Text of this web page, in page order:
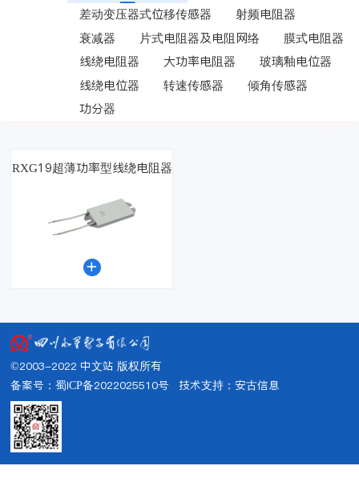
差动变压器式位移传感器
射频电阻器
衰减器
片式电阻器及电阻网络
膜式电阻器
线绕电阻器
大功率电阻器
玻璃釉电位器
线绕电位器
转速传感器
倾角传感器
功分器
RXG19超薄功率型线绕电阻器

©2003-2022 中文站 版权所有
备案号：蜀ICP备2022025510号 技术支持： 安古信息